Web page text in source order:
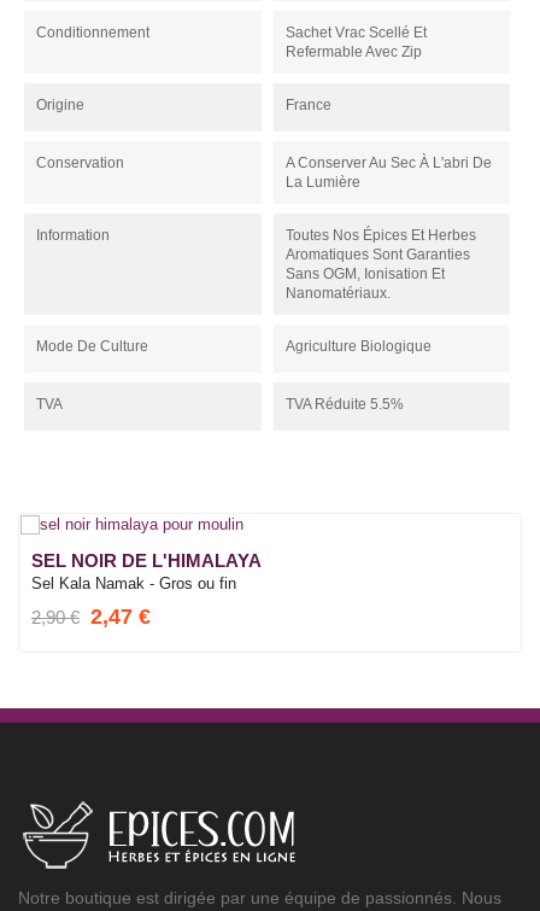
Conditionnement
Sachet Vrac Scellé Et
Refermable Avec Zip
Origine France
Conservation
A Conserver Au Sec À L'abri De
La Lumière
Information
Toutes Nos Épices Et Herbes
Aromatiques Sont Garanties
Sans OGM, Ionisation Et
Nanomatériaux.
Mode De Culture Agriculture Biologique
TVA TVA Réduite 5.5%
SEL NOIR DE L'HIMALAYA
Sel Kala Namak - Gros ou fin
2,90 € 2,47 €
Notre boutique est dirigée par une équipe de passionnés. Nous